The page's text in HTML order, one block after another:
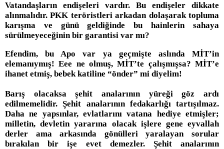
Vatandaşların endişeleri vardır. Bu endişeler dikkate
alınmalıdır. PKK teröristleri arkadan dolaşarak topluma
karışma ve günü geldiğinde bu hainlerin sahaya
sürülmeyeceğinin bir garantisi var mı?
Efendim, bu Apo var ya geçmişte aslında MİT’in
elemanıymış! Eee ne olmuş, MİT’te çalışmışsa? MİT’e
ihanet etmiş, bebek katiline “önder” mi diyelim!
Barış olacaksa şehit analarının yüreği göz ardı
edilmemelidir. Şehit analarının fedakarlığı tartışılmaz.
Daha ne yapsınlar, evlatlarını vatana hediye etmişler;
milletin, devletin yararına olacak işlere gene eyvallah
derler ama arkasında gönülleri yaralayan sorular
bırakılan bir işe evet demezler. Şehit analarının